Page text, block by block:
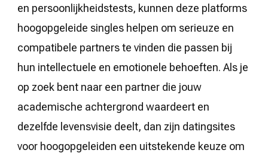
en persoonlijkheidstests, kunnen deze platforms
hoogopgeleide singles helpen om serieuze en
compatibele partners te vinden die passen bij
hun intellectuele en emotionele behoeften. Als je
op zoek bent naar een partner die jouw
academische achtergrond waardeert en
dezelfde levensvisie deelt, dan zijn datingsites
voor hoogopgeleiden een uitstekende keuze om